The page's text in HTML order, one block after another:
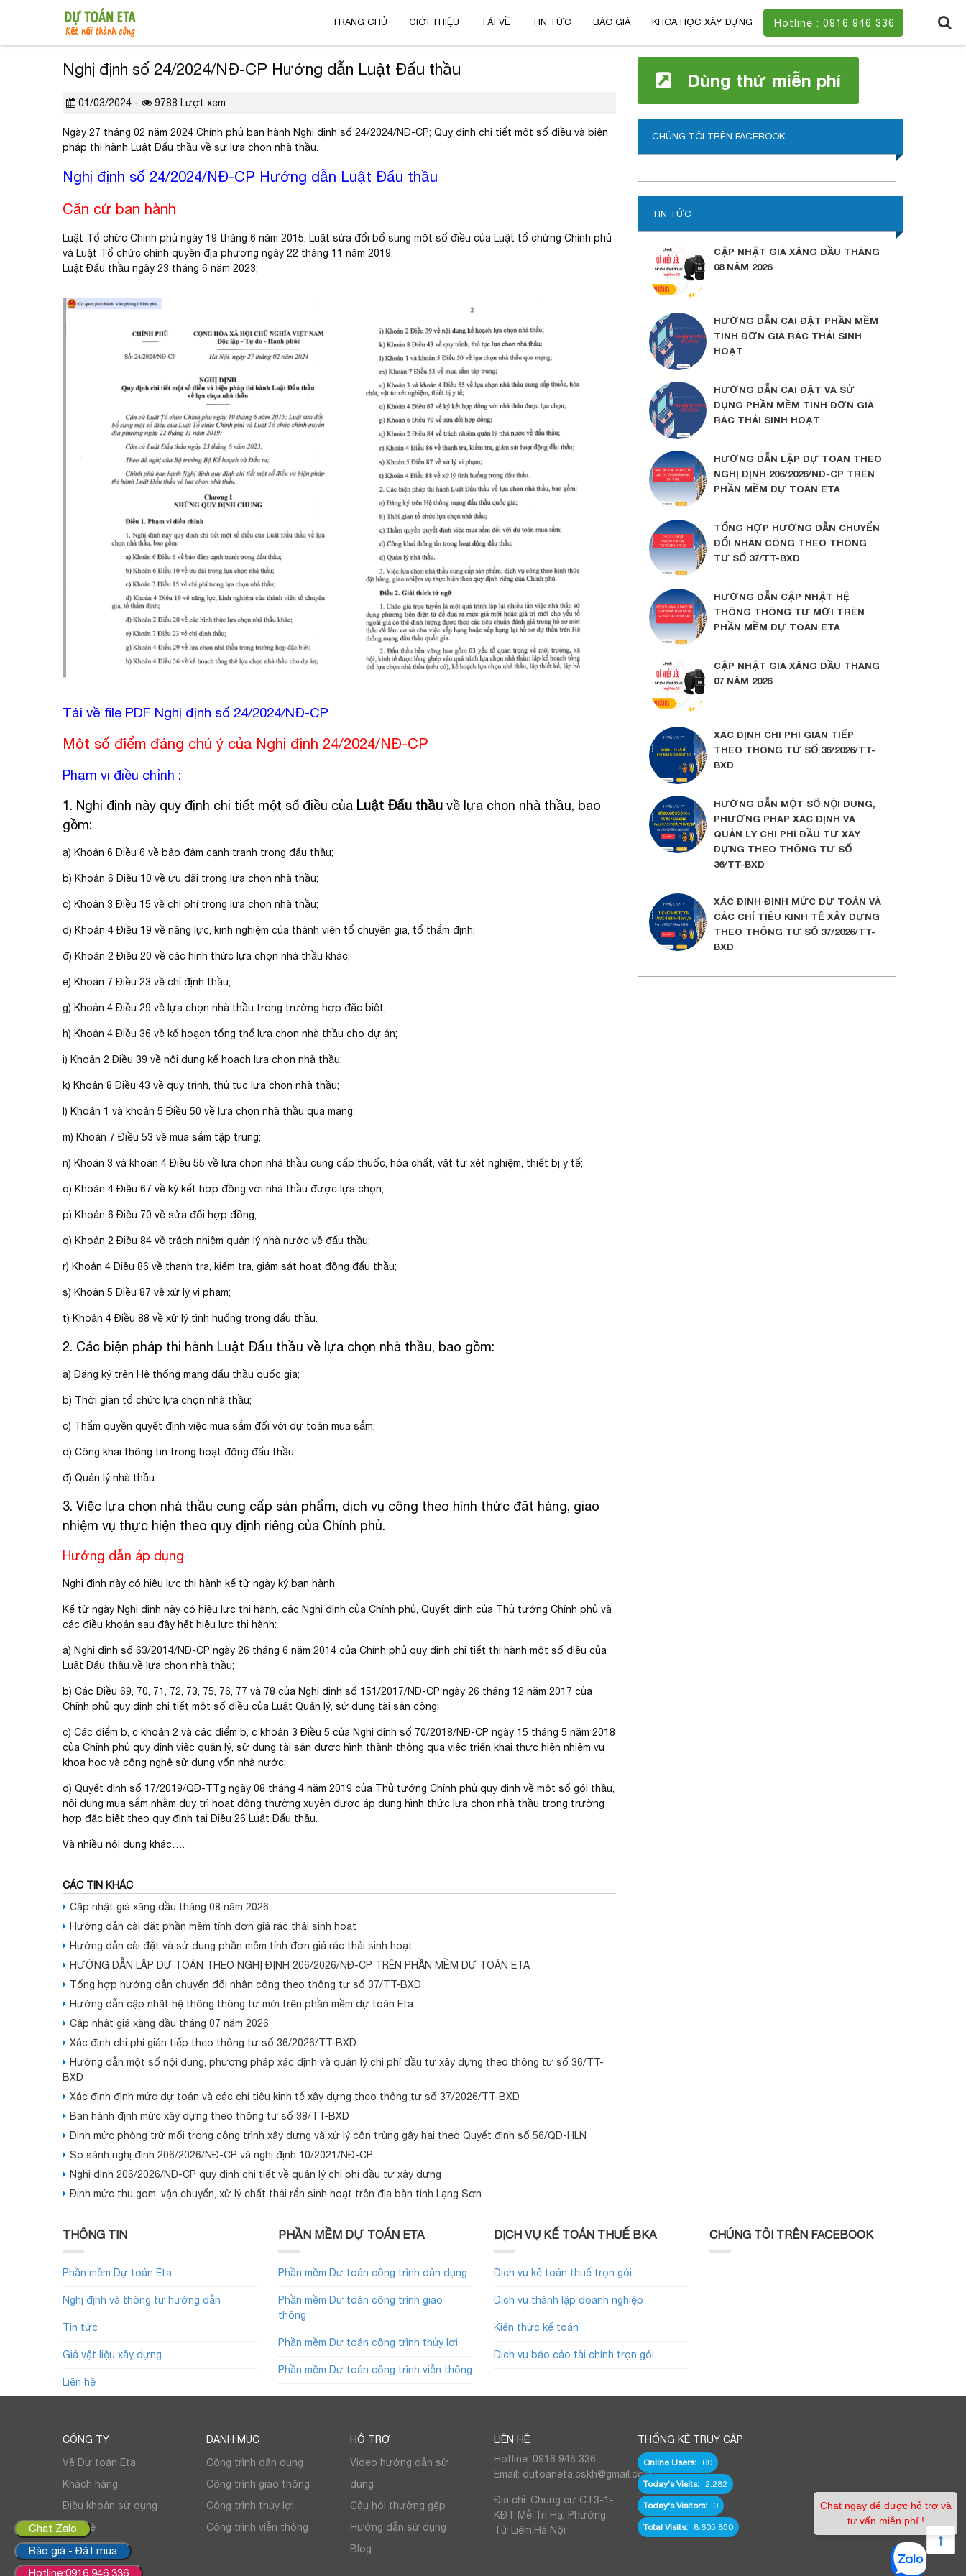
TRANG CHỦ GIỚI THIỆU TẢI VỀ TIN TỨC BÁO GIÁ KHÓA HỌC XÂY DỰNG Hotline : 0916 946 336
Nghị định số 24/2024/NĐ-CP Hướng dẫn Luật Đấu thầu
01/03/2024 - 9788 Lượt xem
Ngày 27 tháng 02 năm 2024 Chính phủ ban hành Nghị định số 24/2024/NĐ-CP; Quy định chi tiết một số điều và biện
pháp thi hành Luật Đấu thầu về sự lựa chọn nhà thầu.
Nghị định số 24/2024/NĐ-CP Hướng dẫn Luật Đấu thầu
Căn cứ ban hành
Luật Tổ chức Chính phủ ngày 19 tháng 6 năm 2015; Luật sửa đổi bổ sung một số điều của Luật tổ chứng Chính phủ
và Luật Tổ chức chính quyền địa phương ngày 22 tháng 11 năm 2019;
Luật Đấu thầu ngày 23 tháng 6 năm 2023;
Tải về file PDF Nghị định số 24/2024/NĐ-CP
Một số điểm đáng chú ý của Nghị định 24/2024/NĐ-CP
Phạm vi điều chỉnh :
1. Nghị định này quy định chi tiết một số điều của Luật Đấu thầu về lựa chọn nhà thầu, bao
gồm:
a) Khoản 6 Điều 6 về bảo đảm cạnh tranh trong đấu thầu;
b) Khoản 6 Điều 10 về ưu đãi trong lựa chọn nhà thầu;
c) Khoản 3 Điều 15 về chi phí trong lựa chọn nhà thầu;
d) Khoản 4 Điều 19 về năng lực, kinh nghiệm của thành viên tổ chuyên gia, tổ thẩm định;
đ) Khoản 2 Điều 20 về các hình thức lựa chọn nhà thầu khác;
e) Khoản 7 Điều 23 về chỉ định thầu;
g) Khoản 4 Điều 29 về lựa chọn nhà thầu trong trường hợp đặc biệt;
h) Khoản 4 Điều 36 về kế hoạch tổng thể lựa chọn nhà thầu cho dự án;
i) Khoản 2 Điều 39 về nội dung kế hoạch lựa chọn nhà thầu;
k) Khoản 8 Điều 43 về quy trình, thủ tục lựa chọn nhà thầu;
l) Khoản 1 và khoản 5 Điều 50 về lựa chọn nhà thầu qua mạng;
m) Khoản 7 Điều 53 về mua sắm tập trung;
n) Khoản 3 và khoản 4 Điều 55 về lựa chọn nhà thầu cung cấp thuốc, hóa chất, vật tư xét nghiệm, thiết bị y tế;
o) Khoản 4 Điều 67 về ký kết hợp đồng với nhà thầu được lựa chọn;
p) Khoản 6 Điều 70 về sửa đổi hợp đồng;
q) Khoản 2 Điều 84 về trách nhiệm quản lý nhà nước về đấu thầu;
r) Khoản 4 Điều 86 về thanh tra, kiểm tra, giám sát hoạt động đấu thầu;
s) Khoản 5 Điều 87 về xử lý vi phạm;
t) Khoản 4 Điều 88 về xử lý tình huống trong đấu thầu.
2. Các biện pháp thi hành Luật Đấu thầu về lựa chọn nhà thầu, bao gồm:
a) Đăng ký trên Hệ thống mạng đấu thầu quốc gia;
b) Thời gian tổ chức lựa chọn nhà thầu;
c) Thẩm quyền quyết định việc mua sắm đối với dự toán mua sắm;
d) Công khai thông tin trong hoạt động đấu thầu;
đ) Quản lý nhà thầu.
3. Việc lựa chọn nhà thầu cung cấp sản phẩm, dịch vụ công theo hình thức đặt hàng, giao
nhiệm vụ thực hiện theo quy định riêng của Chính phủ.
Hướng dẫn áp dụng
Nghị định này có hiệu lực thi hành kể từ ngày ký ban hành
Kể từ ngày Nghị định này có hiệu lực thi hành, các Nghị định của Chính phủ, Quyết định của Thủ tướng Chính phủ và
các điều khoản sau đây hết hiệu lực thi hành:
a) Nghị định số 63/2014/NĐ-CP ngày 26 tháng 6 năm 2014 của Chính phủ quy định chi tiết thi hành một số điều của
Luật Đấu thầu về lựa chọn nhà thầu;
b) Các Điều 69, 70, 71, 72, 73, 75, 76, 77 và 78 của Nghị định số 151/2017/NĐ-CP ngày 26 tháng 12 năm 2017 của
Chính phủ quy định chi tiết một số điều của Luật Quản lý, sử dụng tài sản công;
c) Các điểm b, c khoản 2 và các điểm b, c khoản 3 Điều 5 của Nghị định số 70/2018/NĐ-CP ngày 15 tháng 5 năm 2018
của Chính phủ quy định việc quản lý, sử dụng tài sản được hình thành thông qua việc triển khai thực hiện nhiệm vụ
khoa học và công nghệ sử dụng vốn nhà nước;
d) Quyết định số 17/2019/QĐ-TTg ngày 08 tháng 4 năm 2019 của Thủ tướng Chính phủ quy định về một số gói thầu,
nội dung mua sắm nhằm duy trì hoạt động thường xuyên được áp dụng hình thức lựa chọn nhà thầu trong trường
hợp đặc biệt theo quy định tại Điều 26 Luật Đấu thầu.
Và nhiều nội dung khác….
CÁC TIN KHÁC
Cập nhật giá xăng dầu tháng 08 năm 2026
Hướng dẫn cài đặt phần mềm tính đơn giá rác thải sinh hoạt
Hướng dẫn cài đặt và sử dụng phần mềm tính đơn giá rác thải sinh hoạt
HƯỚNG DẪN LẬP DỰ TOÁN THEO NGHỊ ĐỊNH 206/2026/NĐ-CP TRÊN PHẦN MỀM DỰ TOÁN ETA
Tổng hợp hướng dẫn chuyển đổi nhân công theo thông tư số 37/TT-BXD
Hướng dẫn cập nhật hệ thông thông tư mới trên phần mềm dự toán Eta
Cập nhật giá xăng dầu tháng 07 năm 2026
Xác định chi phí gián tiếp theo thông tư số 36/2026/TT-BXD
Hướng dẫn một số nội dung, phương pháp xác định và quản lý chi phí đầu tư xây dựng theo thông tư số 36/TT-
BXD
Xác định định mức dự toán và các chỉ tiêu kinh tế xây dựng theo thông tư số 37/2026/TT-BXD
Ban hành định mức xây dựng theo thông tư số 38/TT-BXD
Định mức phòng trừ mối trong công trình xây dựng và xử lý côn trùng gây hại theo Quyết định số 56/QĐ-HLN
So sánh nghị định 206/2026/NĐ-CP và nghị định 10/2021/NĐ-CP
Nghị định 206/2026/NĐ-CP quy định chi tiết về quản lý chi phí đầu tư xây dựng
Định mức thu gom, vận chuyển, xử lý chất thải rắn sinh hoạt trên địa bàn tỉnh Lạng Sơn
Dùng thử miễn phí
CHÚNG TÔI TRÊN FACEBOOK
TIN TỨC
CẬP NHẬT GIÁ XĂNG DẦU THÁNG
08 NĂM 2026
HƯỚNG DẪN CÀI ĐẶT PHẦN MỀM
TÍNH ĐƠN GIÁ RÁC THẢI SINH
HOẠT
HƯỚNG DẪN CÀI ĐẶT VÀ SỬ
DỤNG PHẦN MỀM TÍNH ĐƠN GIÁ
RÁC THẢI SINH HOẠT
HƯỚNG DẪN LẬP DỰ TOÁN THEO
NGHỊ ĐỊNH 206/2026/NĐ-CP TRÊN
PHẦN MỀM DỰ TOÁN ETA
TỔNG HỢP HƯỚNG DẪN CHUYỂN
ĐỔI NHÂN CÔNG THEO THÔNG
TƯ SỐ 37/TT-BXD
HƯỚNG DẪN CẬP NHẬT HỆ
THÔNG THÔNG TƯ MỚI TRÊN
PHẦN MỀM DỰ TOÁN ETA
CẬP NHẬT GIÁ XĂNG DẦU THÁNG
07 NĂM 2026
XÁC ĐỊNH CHI PHÍ GIÁN TIẾP
THEO THÔNG TƯ SỐ 36/2026/TT-
BXD
HƯỚNG DẪN MỘT SỐ NỘI DUNG,
PHƯƠNG PHÁP XÁC ĐỊNH VÀ
QUẢN LÝ CHI PHÍ ĐẦU TƯ XÂY
DỰNG THEO THÔNG TƯ SỐ
36/TT-BXD
XÁC ĐỊNH ĐỊNH MỨC DỰ TOÁN VÀ
CÁC CHỈ TIÊU KINH TẾ XÂY DỰNG
THEO THÔNG TƯ SỐ 37/2026/TT-
BXD
THÔNG TIN
Phần mềm Dự toán Eta
Nghị định và thông tư hướng dẫn
Tin tức
Giá vật liệu xây dựng
Liên hệ
PHẦN MỀM DỰ TOÁN ETA
Phần mềm Dự toán công trình dân dụng
Phần mềm Dự toán công trình giao
thông
Phần mềm Dự toán công trình thủy lợi
Phần mềm Dự toán công trình viễn thông
DỊCH VỤ KẾ TOÁN THUẾ BKA
Dịch vụ kế toán thuế trọn gói
Dịch vụ thành lập doanh nghiệp
Kiến thức kế toán
Dịch vụ báo cáo tài chính trọn gói
CHÚNG TÔI TRÊN FACEBOOK
CÔNG TY
Về Dự toán Eta
Khách hàng
Điều khoản sử dụng
Liên hệ
DANH MỤC
Công trình dân dụng
Công trình giao thông
Công trình thủy lợi
Công trình viễn thông
HỖ TRỢ
Video hướng dẫn sử
dụng
Câu hỏi thường gặp
Hướng dẫn sử dụng
Blog
LIÊN HỆ
Hotline: 0916 946 336
Email: dutoaneta.cskh@gmail.com
Địa chỉ: Chung cư CT3-1-
KĐT Mễ Trì Hạ, Phường
Từ Liêm,Hà Nội
THỐNG KÊ TRUY CẬP
Online Users: 60
Today's Visits: 2.282
Today's Visitors: 0
Total Visits: 8.605.850
Chat Zalo
Báo giá - Đặt mua
Hotline:0916.946.336
Chat ngay để được hỗ trợ và
tư vấn miễn phí !